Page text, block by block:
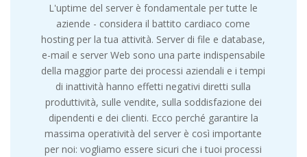
L'uptime del server è fondamentale per tutte le
aziende - considera il battito cardiaco come
hosting per la tua attività. Server di file e database,
e-mail e server Web sono una parte indispensabile
della maggior parte dei processi aziendali e i tempi
di inattività hanno effetti negativi diretti sulla
produttività, sulle vendite, sulla soddisfazione dei
dipendenti e dei clienti. Ecco perché garantire la
massima operatività del server è così importante
per noi: vogliamo essere sicuri che i tuoi processi